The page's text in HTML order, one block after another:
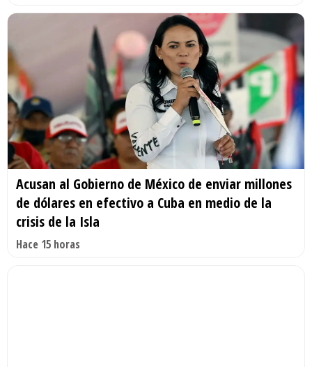
Acusan al Gobierno de México de enviar millones
de dólares en efectivo a Cuba en medio de la
crisis de la Isla
Hace 15 horas